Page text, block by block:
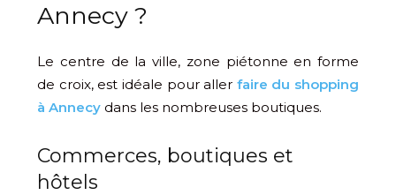
Annecy ?
Le centre de la ville, zone piétonne en forme
de croix, est idéale pour aller faire du shopping
à Annecy dans les nombreuses boutiques.
Commerces, boutiques et
hôtels